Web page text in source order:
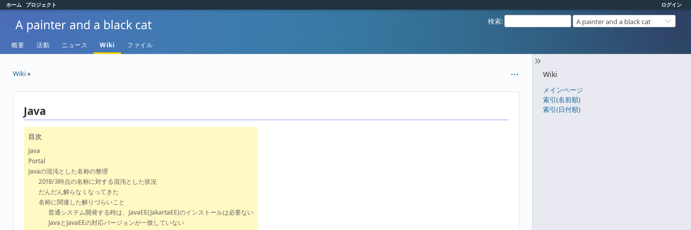
ログイン
ホーム プロジェクト
検索: A painter and a black cat
A painter and a black cat
概要 活動 ニュース Wiki ファイル
Wiki
メインページ
索引(名前順)
索引(日付順)
Wiki»
Java
目次
Java
Portal
Javaの混沌とした名称の整理
2018/3時点の名称に対する混沌とした状況
だんだん解らなくなってきた
名称に関連した解りづらいこと
普通システム開発する時は、JavaEE(JakartaEE)のインストールは必要ない
JavaとJavaEEの対応バージョンが一致していない